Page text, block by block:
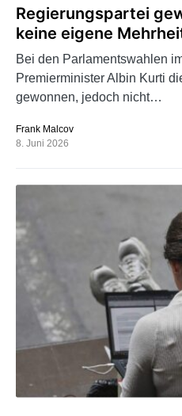
Regierungspartei
keine eigene
Bei den Parlamentswahlen
Premierminister Albin Kurti
gewonnen, jedoch nicht…
Frank Malcov
8. Juni 2026